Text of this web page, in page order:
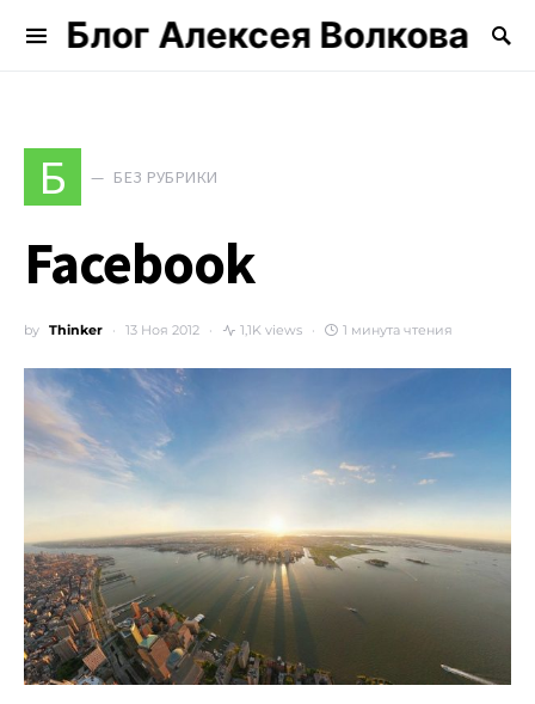
Блог Алексея Волкова
Search for:
Б БЕЗ РУБРИКИ
Facebook
by Thinker 13 Ноя 2012 1,1K views 1 минута чтения